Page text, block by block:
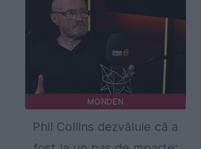
MONDEN
Phil Collins dezvăluie că a